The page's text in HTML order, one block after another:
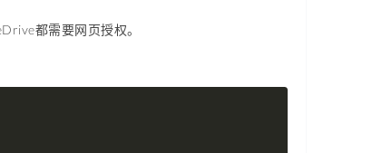
都需要网页授权。